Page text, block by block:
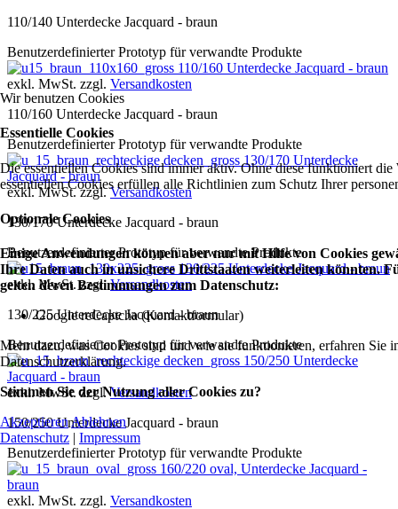
110/140 Unterdecke Jacquard - braun
Benutzerdefinierter Prototyp für verwandte Produkte
110/160 Unterdecke Jacquard - braun
exkl. MwSt. zzgl. Versandkosten
110/160 Unterdecke Jacquard - braun
Benutzerdefinierter Prototyp für verwandte Produkte
130/170 Unterdecke
Jacquard - braun
exkl. MwSt. zzgl.Versandkosten
130/170 Unterdecke Jacquard - braun
Benutzerdefinierter Prototyp für verwandte Produkte
130/225 Unterdecke Jacquard - braun
exkl. MwSt. zzgl.Versandkosten
130/225 Unterdecke Jacquard - braun
Benutzerdefinierter Prototyp für verwandte Produkte
150/250 Unterdecke
Jacquard - braun
exkl. MwSt. zzgl.Versandkosten
150/250 Unterdecke Jacquard - braun
Benutzerdefinierter Prototyp für verwandte Produkte
160/220 oval, Unterdecke Jacquard -
braun
exkl. MwSt. zzgl. Versandkosten
Wir benutzen Cookies
Essentielle Cookies
Die essentiellen Cookies sind immer aktiv. Ohne diese funktioniert die
essentiellen Cookies erfüllen alle Richtlinien zum Schutz Ihrer
Optionale Cookies
Einige Anwendungen können aber nur mit Hilfe von Cookies
Ihre Daten auch in unsichere Drittstaaten weiterleiten könnten.
gelten deren Bestimmungen zum Datenschutz:
Google reCaptcha (Kontaktformular)
Mehr dazu, was Cookies sind und wie sie funktionieren, erfahren Sie
Datenschutzerklärung.
Stimmen Sie der Nutzung aller Cookies zu?
AkzeptierenAblehnen
Datenschutz | Impressum